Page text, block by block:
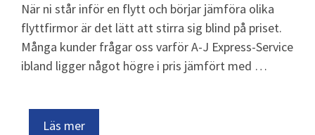
När ni står inför en flytt och börjar jämföra olika
flyttfirmor är det lätt att stirra sig blind på priset.
Många kunder frågar oss varför A-J Express-Service
ibland ligger något högre i pris jämfört med …
Läs mer